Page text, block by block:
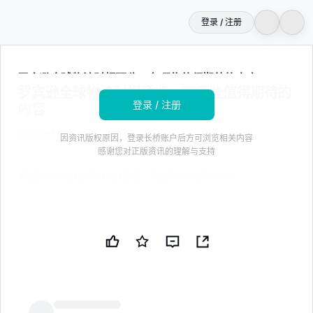
登录 / 注册
罗宾逊全球物流财报预览：有哪些值得期待的内容
罗宾逊全球物流财报预览：有哪些值得期待的
Barchart Option 2026年7月8日 00:41
登录即免费解锁 20 字全文
登录 / 注册
因资讯版权原因，登录长桥账户后方可浏览相关内容
感谢您对正版资讯的理解与支持